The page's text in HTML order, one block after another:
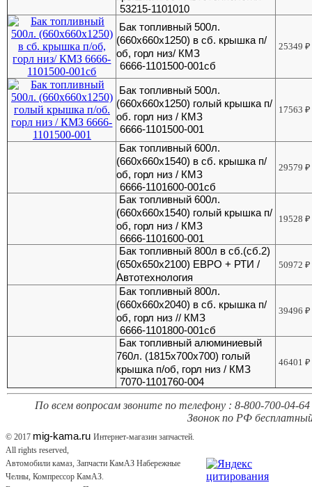
53215-1101010
Бак топливный 500л.
(660х660х1250) в сб. крышка п/
об, горл низ/ КМЗ
6666-1101500-001сб
25349₽
Бак топливный 500л.
(660х660х1250) голый крышка п/
об. горл низ / КМЗ
6666-1101500-001
17563₽
Бак топливный 600л.
(660х660х1540) в сб. крышка п/
об, горл низ / КМЗ
6666-1101600-001сб
29579₽
Бак топливный 600л.
(660х660х1540) голый крышка п/
об, горл низ / КМЗ
6666-1101600-001
19528₽
Бак топливный 800л в сб.(сб.2)
(650х650х2100) ЕВРО + РТИ /
Автотехнология
50972₽
Бак топливный 800л.
(660х660х2040) в сб. крышка п/
об, горл низ // КМЗ
6666-1101800-001сб
39496₽
Бак топливный алюминиевый
760л. (1815х700х700) голый
крышка п/об, горл низ / КМЗ
7070-1101760-004
46401₽
По всем вопросам звоните по телефону : 8-800-700-04-64
Звонок по РФ
© 2017 mig-kama.ru Интернет-магазин запчастей.
All rights reserved,
Автомобили камаз, Запчасти КамАЗ Набережные
Челны, Компрессор КамАЗ.